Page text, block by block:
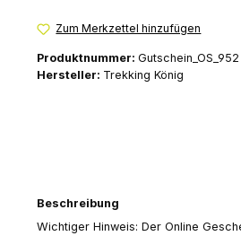
Zum Merkzettel hinzufügen
Produktnummer: Gutschein_OS_952
Hersteller: Trekking König
Beschreibung
Wichtiger Hinweis: Der Online